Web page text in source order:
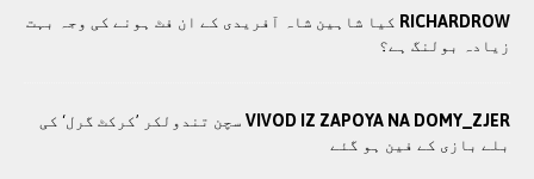
RICHARDROW کیا شاہین شاہ آفریدی کے ان فٹ ہونے کی وجہ بہت
زیادہ بولنگ ہے؟
VIVOD IZ ZAPOYA NA DOMY_ZJER سچن تندولکر ’کرکٹ گرل‘ کی
بلے بازی کے فین ہو گئے